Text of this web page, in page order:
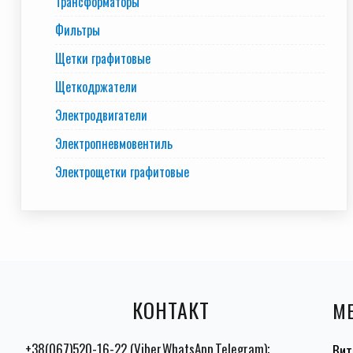
Фильтры
Щетки графитовые
Щеткодржатели
Электродвигатели
Электропневмовентиль
Электрощетки графитовые
КОНТАКТ
+38(067)520-16-22 (Viber,WhatsApp,Telegram);